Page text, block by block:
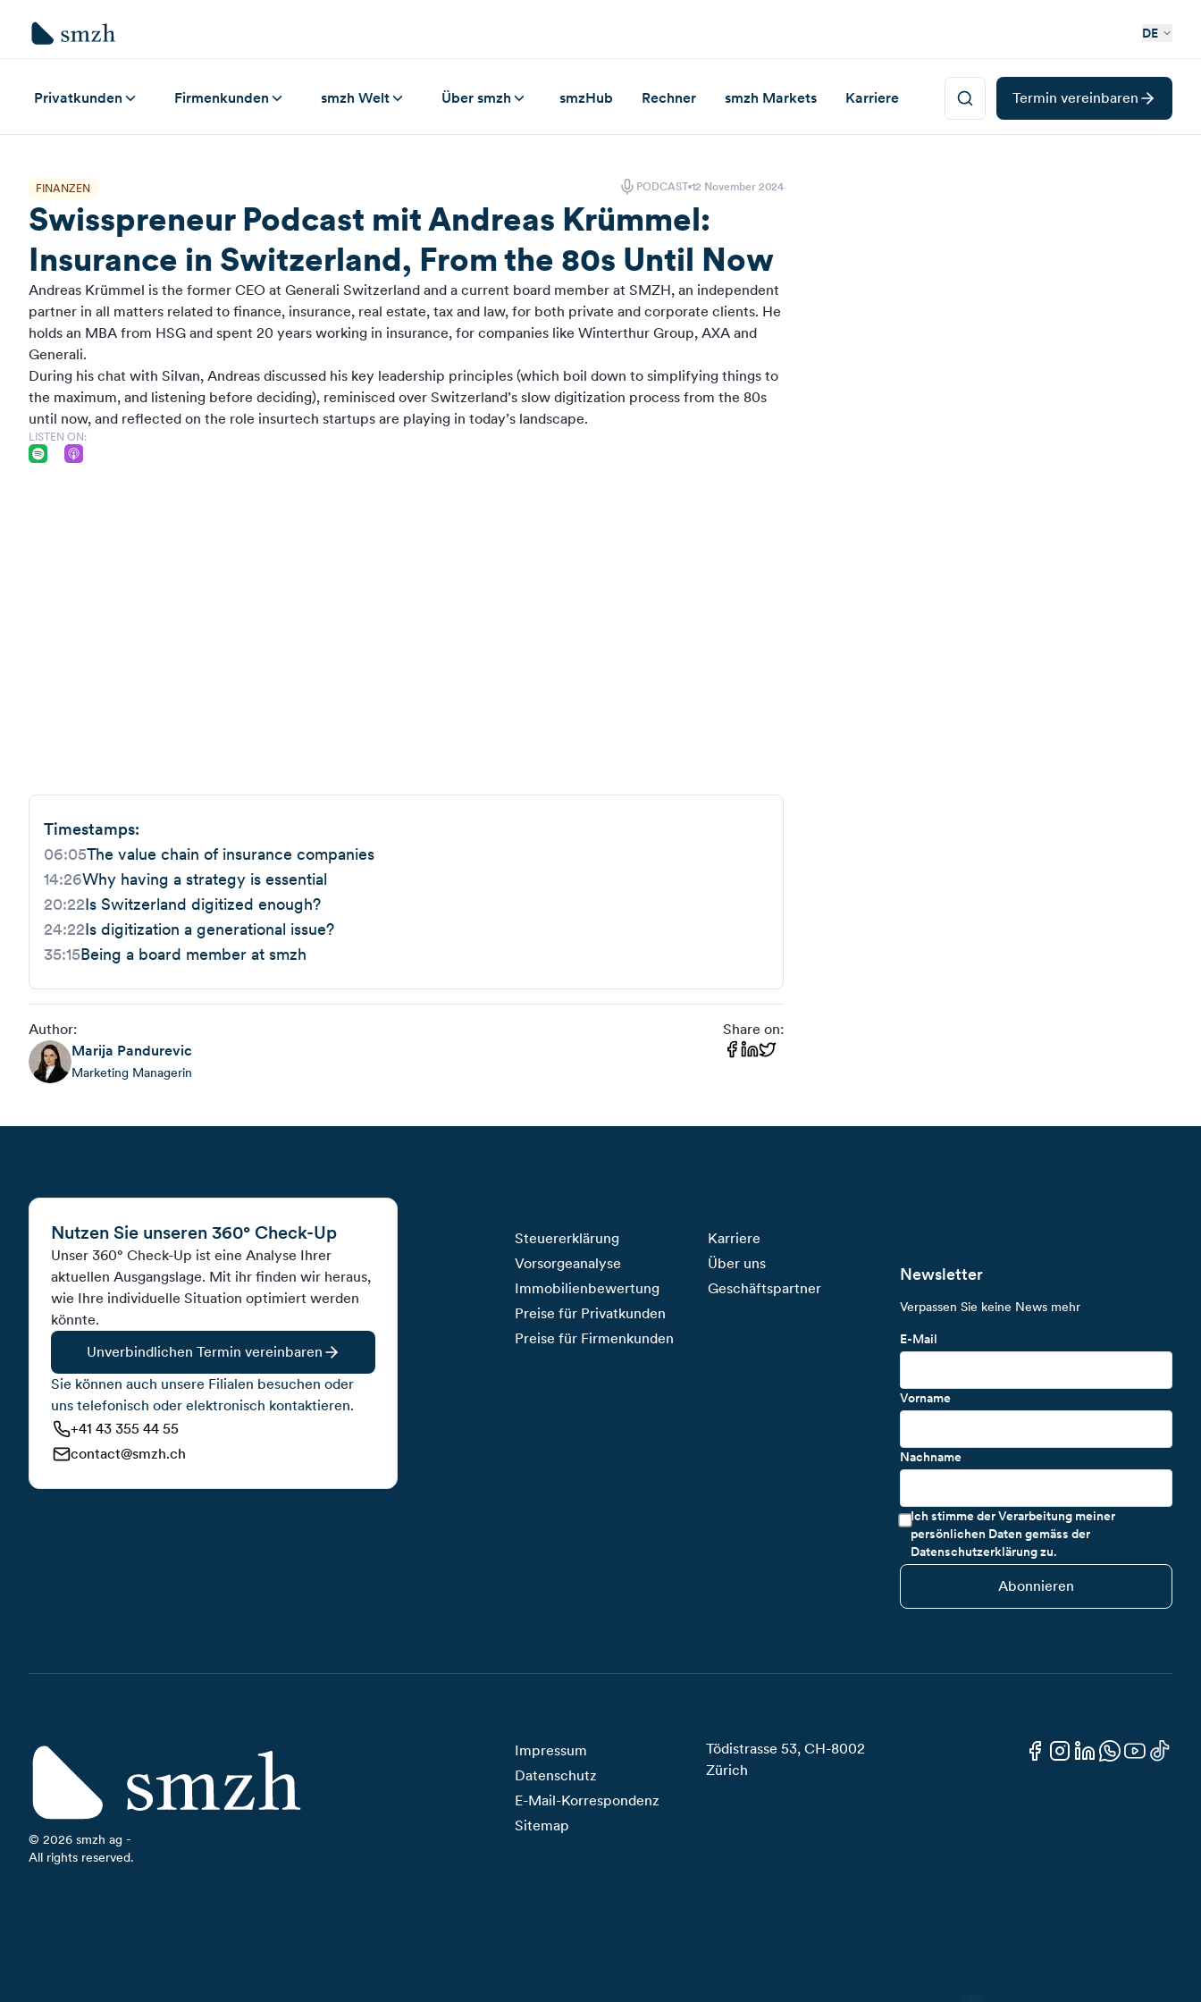
DE
Privatkunden Firmenkunden smzh Welt Über smzh smzHub Rechner smzh Markets Karriere Termin vereinbaren
FINANZEN PODCAST 12 November 2024
Swisspreneur Podcast mit Andreas Krümmel:
Insurance in Switzerland, From the 80s Until Now
⁠Andreas Krümmel⁠ is the former CEO at Generali Switzerland and a current board member at ⁠SMZH⁠, an independent
partner in all matters related to finance, insurance, real estate, tax and law, for both private and corporate clients. He
holds an MBA from HSG and spent 20 years working in insurance, for companies like Winterthur Group, AXA and
Generali.
During his chat with Silvan, Andreas discussed his key leadership principles (which boil down to simplifying things to
the maximum, and listening before deciding), reminisced over Switzerland’s slow digitization process from the 80s
until now, and reflected on the role insurtech startups are playing in today’s landscape.
LISTEN ON:
Timestamps:
06:05The value chain of insurance companies
14:26Why having a strategy is essential
20:22Is Switzerland digitized enough?
24:22Is digitization a generational issue?
35:15Being a board member at smzh
Author:
Marija Pandurevic
Marketing Managerin
Share on:
Nutzen Sie unseren 360° Check-Up
Unser 360° Check-Up ist eine Analyse Ihrer
aktuellen Ausgangslage. Mit ihr finden wir heraus,
wie Ihre individuelle Situation optimiert werden
könnte.
Unverbindlichen Termin vereinbaren
Sie können auch unsere Filialen besuchen oder
uns telefonisch oder elektronisch kontaktieren.
+41 43 355 44 55
contact@smzh.ch
Steuererklärung
Vorsorgeanalyse
Immobilienbewertung
Preise für Privatkunden
Preise für Firmenkunden
Karriere
Über uns
Geschäftspartner
Newsletter
Verpassen Sie keine News mehr
E-Mail
Vorname
Nachname
Ich stimme der Verarbeitung meiner
persönlichen Daten gemäss der
Datenschutzerklärung zu.
Abonnieren
© 2026 smzh ag -
All rights reserved.
Impressum
Datenschutz
E-Mail-Korrespondenz
Sitemap
Tödistrasse 53, CH-8002
Zürich